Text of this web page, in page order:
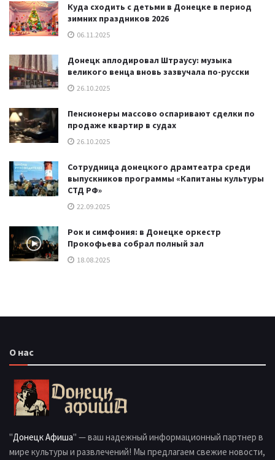
Куда сходить с детьми в Донецке в период
зимних праздников 2026
06.11.2025
Донецк аплодировал Штраусу: музыка
великого венца вновь зазвучала по-русски
26.10.2025
Пенсионеры массово оспаривают сделки по
продаже квартир в судах
26.10.2025
Сотрудница донецкого драмтеатра среди
выпускников программы «Капитаны культуры
СТД РФ»
22.09.2025
Рок и симфония: в Донецке оркестр
Прокофьева собрал полный зал
18.08.2025
О нас
"Донецк Афиша" — ваш надежный информационный партнер в
мире культуры и развлечений! Мы предлагаем свежие новости,